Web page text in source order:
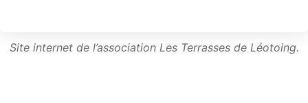
Site internet de l’association Les Terrasses de Léotoing.